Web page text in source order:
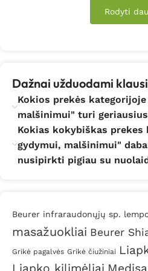
Rodyti
Dažnai užduodami
Kokios prekės
malšinimui" turi
Kokias kokybiškas prekes
gydymui, malšinimui"
nusipirkti pigiau su
Beurer infraraudonųjų sp.
masažuokliai Beurer
Grikė pagalvės Grikė čiužiniai